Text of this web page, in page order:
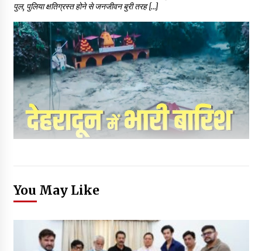
पुल, पुलिया क्षतिग्रस्त होने से जनजीवन बुरी तरह […]
You May Like